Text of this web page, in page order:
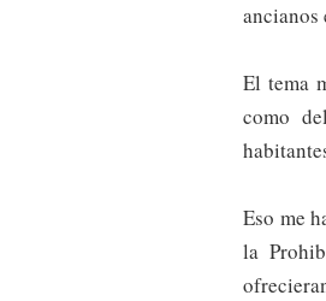
ancianos
El tema
como
Eso me
la